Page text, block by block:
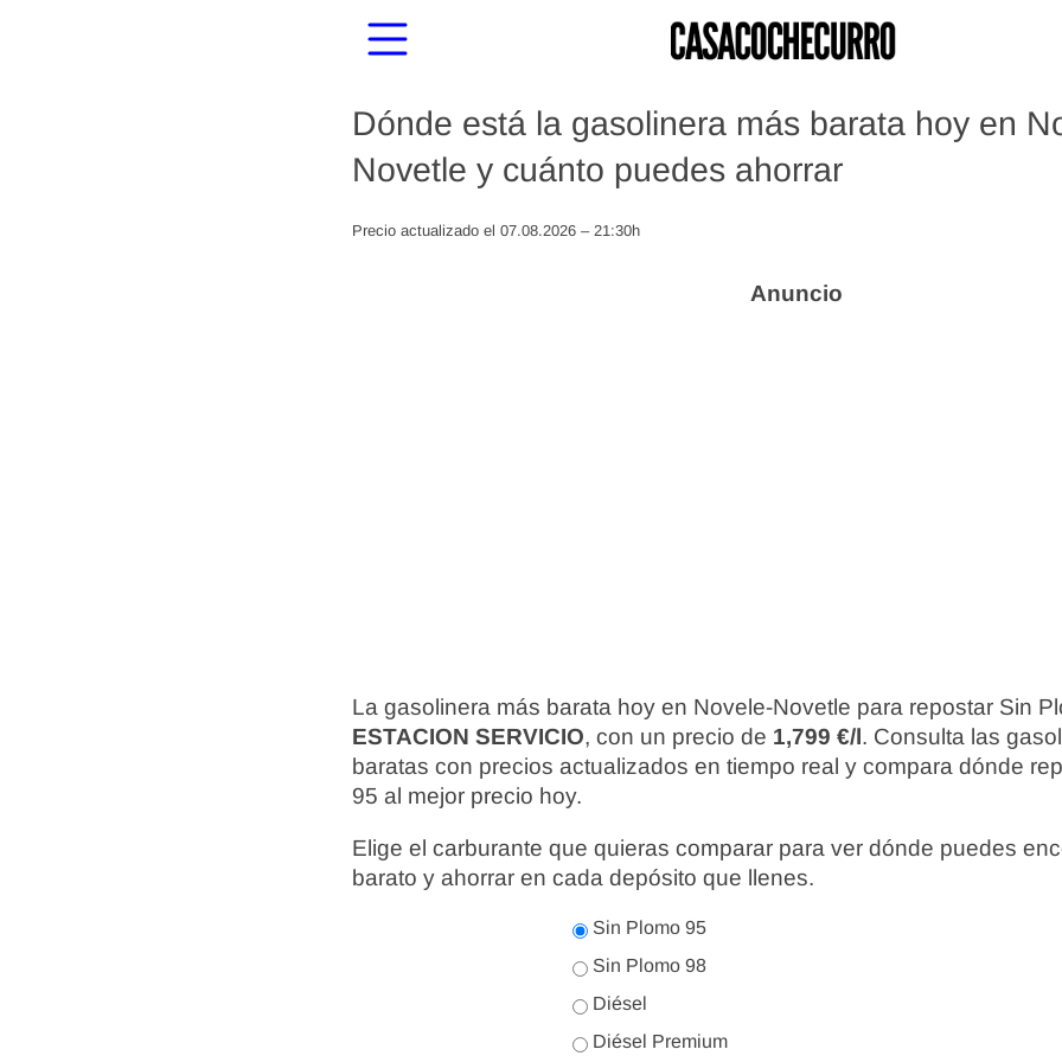
Dónde está la gasolinera más barata hoy en
Novetle y cuánto puedes ahorrar
Precio actualizado el 07.08.2026 – 21:30h
La gasolinera más barata hoy en Novele-Novetle para repostar Sin
ESTACION SERVICIO, con un precio de 1,799 €/l. Consulta las
baratas con precios actualizados en tiempo real y compara dónde
95 al mejor precio hoy.
Elige el carburante que quieras comparar para ver dónde puedes
barato y ahorrar en cada depósito que llenes.
Sin Plomo 95
Sin Plomo 98
Diésel
Diésel Premium